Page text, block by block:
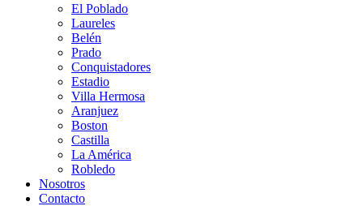
El Poblado
Laureles
Belén
Prado
Conquistadores
Estadio
Villa Hermosa
Aranjuez
Boston
Castilla
La América
Robledo
Nosotros
Contacto